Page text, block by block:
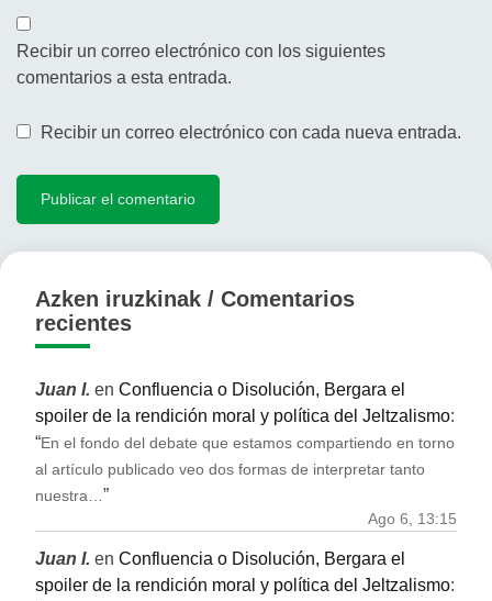
Recibir un correo electrónico con los siguientes
comentarios a esta entrada.
Recibir un correo electrónico con cada nueva entrada.
Azken iruzkinak / Comentarios
recientes
Juan I. en Confluencia o Disolución, Bergara el
spoiler de la rendición moral y política del Jeltzalismo:
“En el fondo del debate que estamos compartiendo en torno
al artículo publicado veo dos formas de interpretar tanto
nuestra… ”
Ago 6, 13:15
Juan I. en Confluencia o Disolución, Bergara el
spoiler de la rendición moral y política del Jeltzalismo: